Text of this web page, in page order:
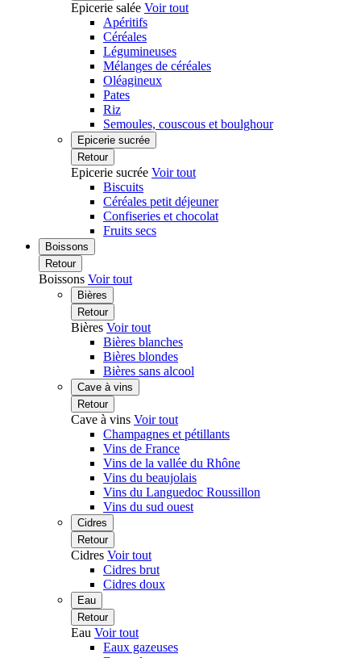
Epicerie salée Voir tout
Apéritifs
Céréales
Légumineuses
Mélanges de céréales
Oléagineux
Pates
Riz
Semoules, couscous et boulghour
Epicerie sucrée
Retour
Epicerie sucrée Voir tout
Biscuits
Céréales petit déjeuner
Confiseries et chocolat
Fruits secs
Boissons
Retour
Boissons Voir tout
Bières
Retour
Bières Voir tout
Bières blanches
Bières blondes
Bières sans alcool
Cave à vins
Retour
Cave à vins Voir tout
Champagnes et pétillants
Vins de France
Vins de la vallée du Rhône
Vins du beaujolais
Vins du Languedoc Roussillon
Vins du sud ouest
Cidres
Retour
Cidres Voir tout
Cidres brut
Cidres doux
Eau
Retour
Eau Voir tout
Eaux gazeuses